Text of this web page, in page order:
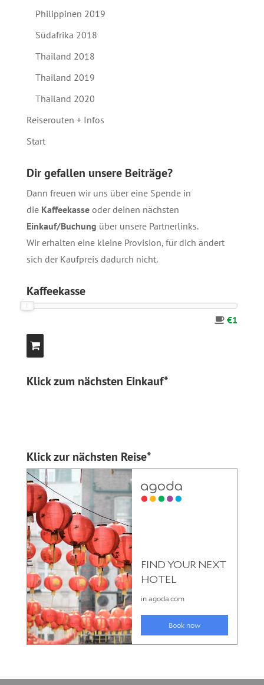
Philippinen 2019
Südafrika 2018
Thailand 2018
Thailand 2019
Thailand 2020
Reiserouten + Infos
Start
Dir gefallen unsere Beiträge?
Dann freuen wir uns über eine Spende in
die Kaffeekasseoder deinen nächsten
Einkauf/Buchung über unsere Partnerlinks.
Wir erhalten eine kleine Provision, für dich ändert
sich der Kaufpreis dadurch nicht.
Kaffeekasse
€1
Klick zum nächsten Einkauf*
Klick zur nächsten Reise*